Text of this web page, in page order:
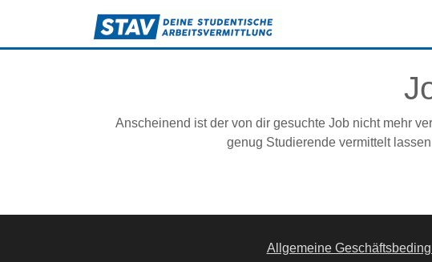
Anscheinend ist der von dir gesuchte Job nicht mehr
genug Studierende vermittelt
Allgemeine